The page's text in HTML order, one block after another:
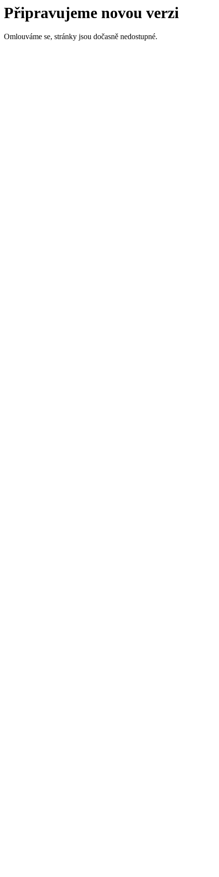
Připravujeme novou verzi
Omlouváme se, stránky jsou dočasně nedostupné.